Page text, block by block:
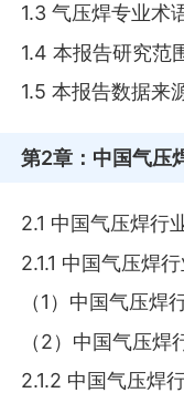
1.3 气压焊专业术
1.4 本报告研究范
1.5 本报告数据来
第2章 ：中国气压
2.1 中国气压焊行
2.1.1 中国气压焊
（1）中国气压焊
（2）中国气压焊
2.1.2 中国气压焊